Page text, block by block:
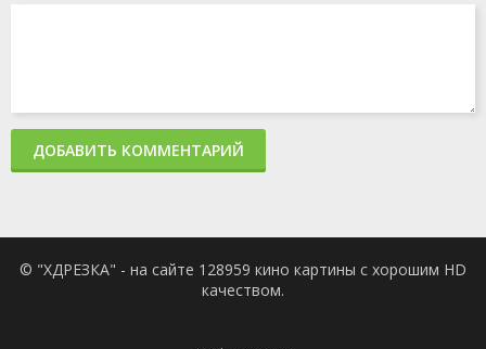
ДОБАВИТЬ КОММЕНТАРИЙ
© "ХДРЕЗКА" - на сайте 128959 кино картины с хорошим HD
качеством.